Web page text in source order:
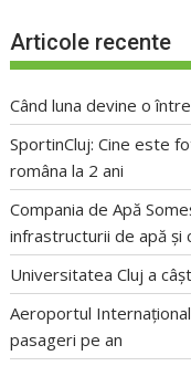
Articole recente
Când luna devine o
SportinCluj: Cine este
româna la 2 ani
Compania de Apă
infrastructurii de apă și
Universitatea Cluj a
Aeroportul
pasageri pe an